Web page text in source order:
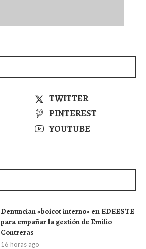
TWITTER
PINTEREST
YOUTUBE
Denuncian «boicot interno» en EDEESTE
para empañar la gestión de Emilio
Contreras
16 horas ago